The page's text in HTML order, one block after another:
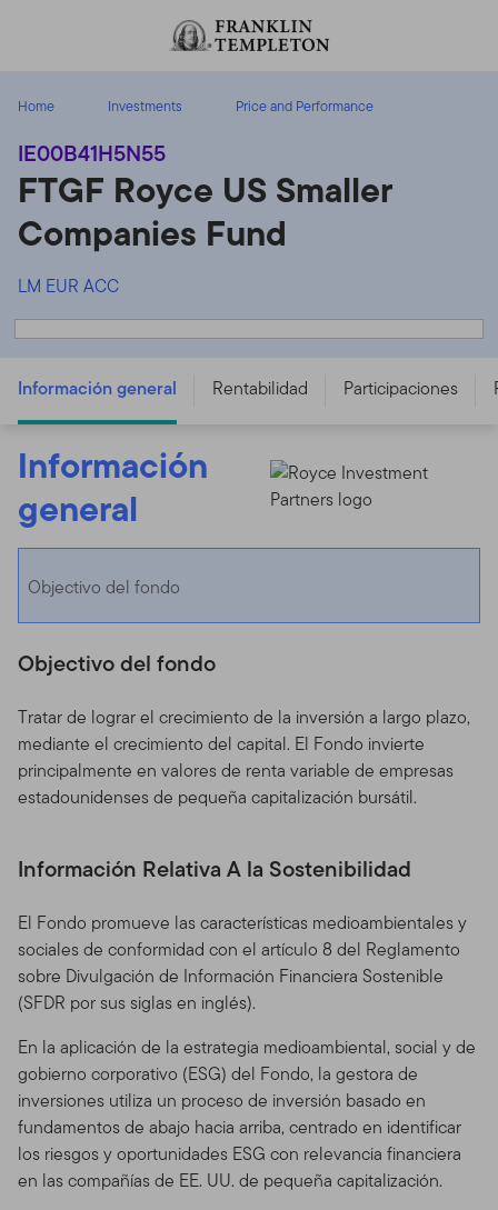
Home Investments Price and Performance
IE00B41H5N55
FTGF Royce US Smaller
Companies Fund
LM EUR ACC
FTGF Royce US Smaller Companies Fund - LM EUR ACC
- IE00B41H5N55
Información general Rentabilidad Participaciones
Información
general
Objectivo del fondo
Objectivo del fondo
Tratar de lograr el crecimiento de la inversión a largo plazo,
mediante el crecimiento del capital. El Fondo invierte
principalmente en valores de renta variable de empresas
estadounidenses de pequeña capitalización bursátil.
Información Relativa A la Sostenibilidad
El Fondo promueve las características medioambientales y
sociales de conformidad con el artículo 8 del Reglamento
sobre Divulgación de Información Financiera Sostenible
(SFDR por sus siglas en inglés).
En la aplicación de la estrategia medioambiental, social y de
gobierno corporativo (ESG) del Fondo, la gestora de
inversiones utiliza un proceso de inversión basado en
fundamentos de abajo hacia arriba, centrado en identificar
los riesgos y oportunidades ESG con relevancia financiera
en las compañías de EE. UU. de pequeña capitalización.